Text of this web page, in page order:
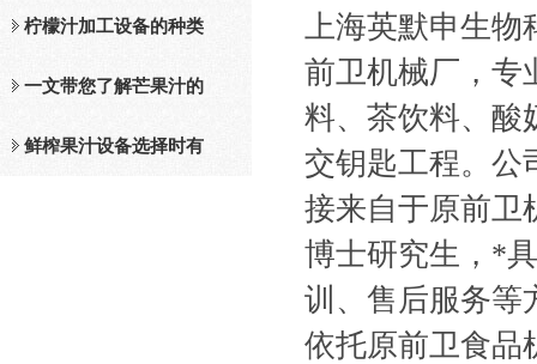
保养措施分析
柠檬汁加工设备的种类
及工作原理介绍
一文带您了解芒果汁的
整套设备和工作流程
鲜榨果汁设备选择时有
上海英默申生物
前卫机械厂，专
料、茶饮料、酸
交钥匙工程。公
接来自于原前卫
博士研究生，*
训、售后服务等
依托原前卫食品